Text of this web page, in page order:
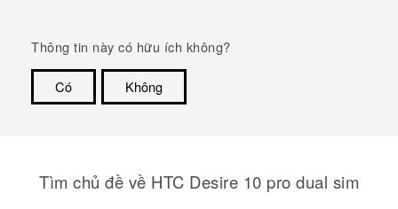
Thông tin này có hữu ích không?
Có
Không
Tìm chủ đề về HTC Desire 10 pro dual sim